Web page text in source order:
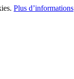
Plus d’informations